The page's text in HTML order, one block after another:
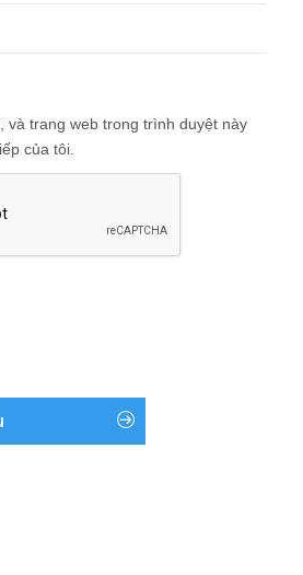
và trang web trong trình duyệt này
của tôi.